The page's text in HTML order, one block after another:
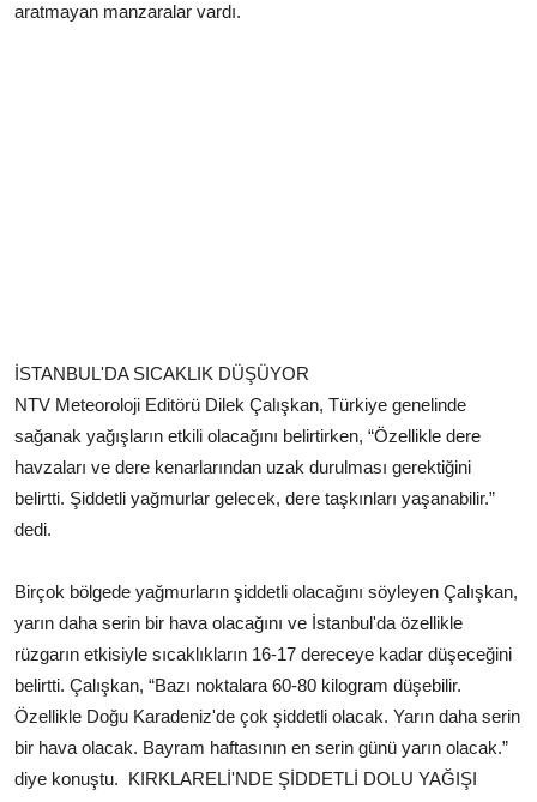
aratmayan manzaralar vardı.
İSTANBUL'DA SICAKLIK DÜŞÜYOR
NTV Meteoroloji Editörü Dilek Çalışkan, Türkiye genelinde
sağanak yağışların etkili olacağını belirtirken, “Özellikle dere
havzaları ve dere kenarlarından uzak durulması gerektiğini
belirtti. Şiddetli yağmurlar gelecek, dere taşkınları yaşanabilir.”
dedi.
Birçok bölgede yağmurların şiddetli olacağını söyleyen Çalışkan,
yarın daha serin bir hava olacağını ve İstanbul'da özellikle
rüzgarın etkisiyle sıcaklıkların 16-17 dereceye kadar düşeceğini
belirtti. Çalışkan, “Bazı noktalara 60-80 kilogram düşebilir.
Özellikle Doğu Karadeniz'de çok şiddetli olacak. Yarın daha serin
bir hava olacak. Bayram haftasının en serin günü yarın olacak.”
diye konuştu. KIRKLARELİ'NDE ŞİDDETLİ DOLU YAĞIŞI